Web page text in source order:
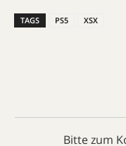
TAGS PS5 XSX
Bitte zum